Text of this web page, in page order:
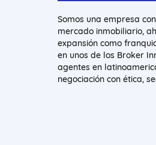
Somos una empresa
mercado inmobiliario,
expansión como
en unos de los Broker
agentes en
negociación con ética,